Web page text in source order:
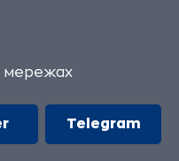
мережах
Telegram